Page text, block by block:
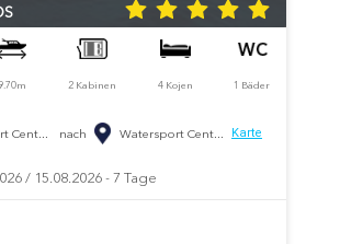
2 Kabinen 4 Kojen 1 Bäder
Cent... nach Watersport Cent... Karte
/ 15.08.2026 - 7 Tage